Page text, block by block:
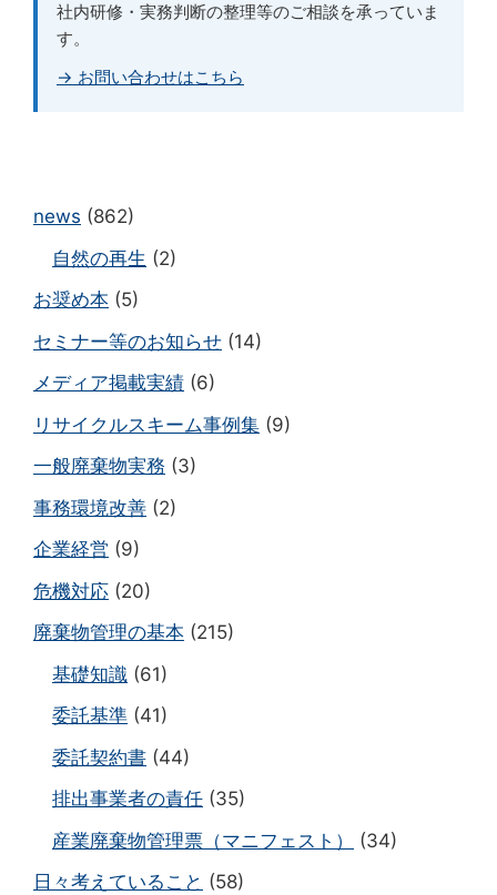
社内研修・実務判断の整理等のご相談を承っていま
す。
→ お問い合わせはこちら
news (862)
自然の再生 (2)
お奨め本 (5)
セミナー等のお知らせ (14)
メディア掲載実績 (6)
リサイクルスキーム事例集 (9)
一般廃棄物実務 (3)
事務環境改善 (2)
企業経営 (9)
危機対応 (20)
廃棄物管理の基本 (215)
基礎知識 (61)
委託基準 (41)
委託契約書 (44)
排出事業者の責任 (35)
産業廃棄物管理票（マニフェスト）
(34)
日々考えていること (58)